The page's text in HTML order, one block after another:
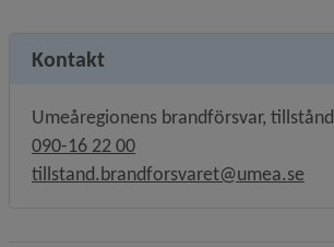
Kontakt
Umeåregionens brandförsvar, tillstånd
090-16 22 00
tillstand.brandforsvaret@umea.se